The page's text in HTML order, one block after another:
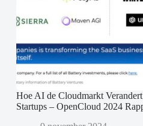
Hoe AI de Cloudmarkt
Startups – OpenCloud 2024